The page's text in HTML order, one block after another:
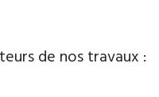
de nos travaux :